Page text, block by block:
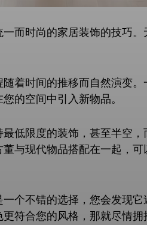
而时尚的家居装饰的技巧
着时间的推移而自然演变
的空间中引入新物品。
低限度的装饰，甚至半空
与现代物品搭配在一起，
个不错的选择，您会发现它
符合您的风格，那就尽情